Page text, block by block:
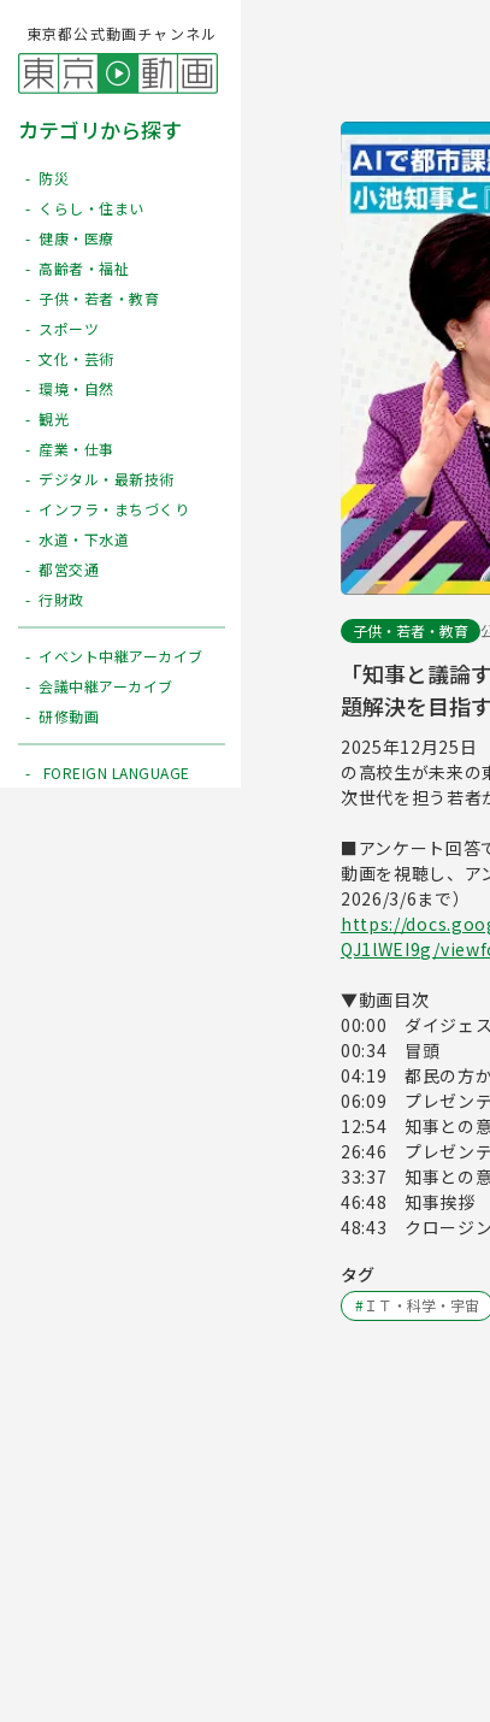
東京都公式動画チャンネル
カテゴリから探す
防災
くらし・住まい
健康・医療
高齢者・福祉
子供・若者・教育
スポーツ
文化・芸術
環境・自然
観光
産業・仕事
デジタル・最新技術
インフラ・まちづくり
水道・下水道
都営交通
行財政
イベント中継アーカイブ
会議中継アーカイブ
研修動画
FOREIGN LANGUAGE
子供・若者・教育
「知事と議論
題解決を目指
2025年12月25日
の高校生が未来の
次世代を担う若者
■アンケート回答
動画を視聴し、
2026/3/6まで）
https://
QJ1lWEI9g/
▼動画目次
00:00 ダイジェ
00:34 冒頭
04:19 都民の方
06:09 プレゼンテ
12:54 知事との意
26:46 プレゼンテ
33:37 知事との意
46:48 知事挨拶
48:43 クロージ
タグ
#ＩＴ・科学・宇宙